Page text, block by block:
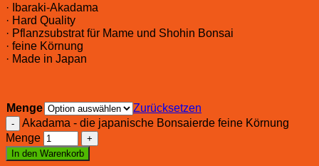
· Ibaraki-Akadama
· Hard Quality
· Pflanzsubstrat für Mame und Shohin Bonsai
· feine Körnung
· Made in Japan
Menge
Zurücksetzen
Akadama - die japanische Bonsaierde feine Körnung
Menge
In den Warenkorb